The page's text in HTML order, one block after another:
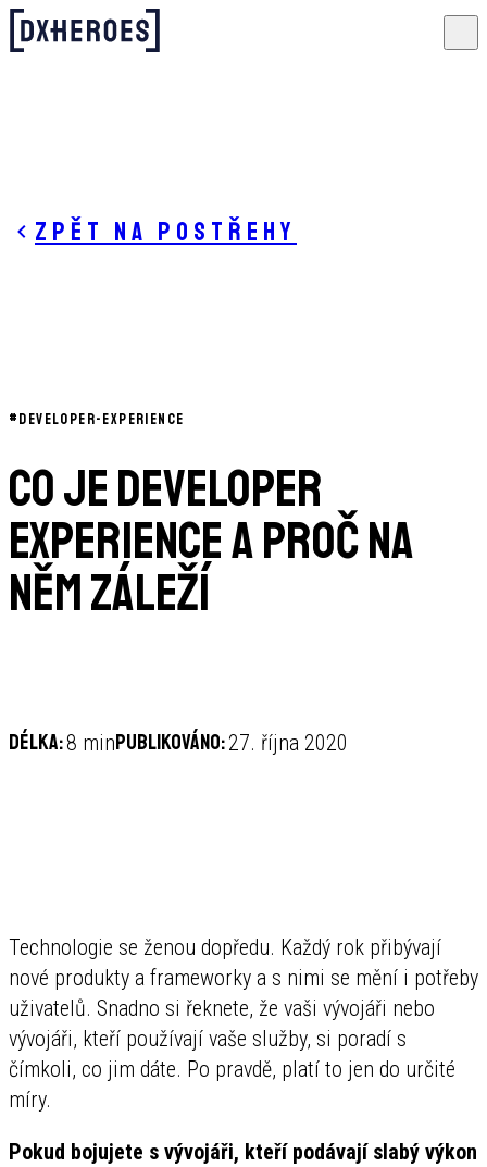
Zpět na postřehy
#DEVELOPER-EXPERIENCE
Co je Developer
Experience a proč na
něm záleží
Délka:8 minPublikováno:27. října 2020
Technologie se ženou dopředu. Každý rok přibývají
nové produkty a frameworky a s nimi se mění i potřeby
uživatelů. Snadno si řeknete, že vaši vývojáři nebo
vývojáři, kteří používají vaše služby, si poradí s
čímkoli, co jim dáte. Po pravdě, platí to jen do určité
míry.
Pokud bojujete s vývojáři, kteří podávají slabý výkon